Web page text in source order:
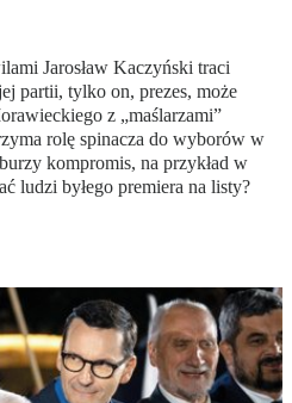
Jarosław Kaczyński traci
partii, tylko on, prezes, może
z „maślarzami”
rolę spinacza do wyborów w
kompromis, na przykład w
ludzi byłego premiera na listy?